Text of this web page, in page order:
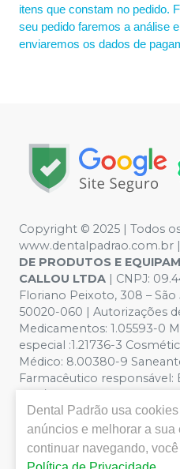
itens que constam no pedido.
seu pedido faremos a análise
enviaremos os dados de
Copyright © 2025 | Todos
www.dentalpadrao.com.br |
DE PRODUTOS E
CALLOU LTDA | CNPJ:
Floriano Peixoto, 308 – São
50020-060 | Autorizações
Medicamentos: 1.05593-0
especial :1.21736-3
Médico: 8.00380-9
Farmacêutico responsável:
CRF/PE nº 10109 | Política
Fotos meramente
da loja virtual estão sujeitos
divergência de preços no
Carrinho de Compra. Não
Dental Padrão usa
anúncios e melhorar a sua
continuar navegando,